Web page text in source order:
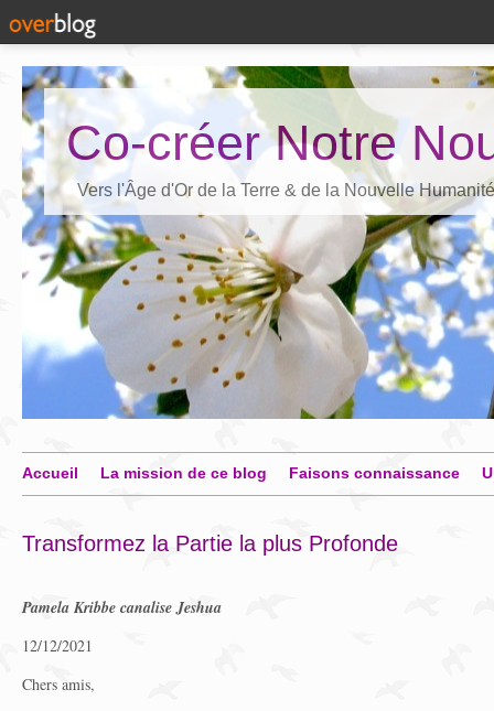
Co-créer Notre
Vers l'Âge d'Or de la Terre & de la Nouvelle Humanité
Accueil La mission de ce blog Faisons connaissance
Transformez la Partie la plus Profonde
Pamela Kribbe canalise Jeshua
12/12/2021
Chers amis,